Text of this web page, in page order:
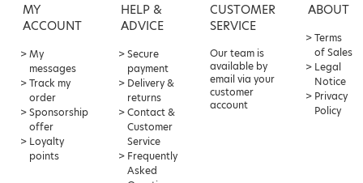
MY
ACCOUNT
My
messages
Track my
order
Sponsorship
offer
Loyalty
points
HELP &
ADVICE
Secure
payment
Delivery &
returns
Contact &
Customer
Service
Frequently
Asked
CUSTOMER
SERVICE
Our team is
available by
email via your
customer
account
ABOUT
Terms
of Sales
Legal
Notice
Privacy
Policy